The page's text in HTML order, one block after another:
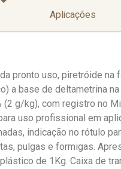
Aplicações
pronto uso, piretróide na
a base de deltametrina
(2 g/kg), com registro no
uso profissional em
indicação no rótulo
pulgas e formigas.
de 1Kg. Caixa de